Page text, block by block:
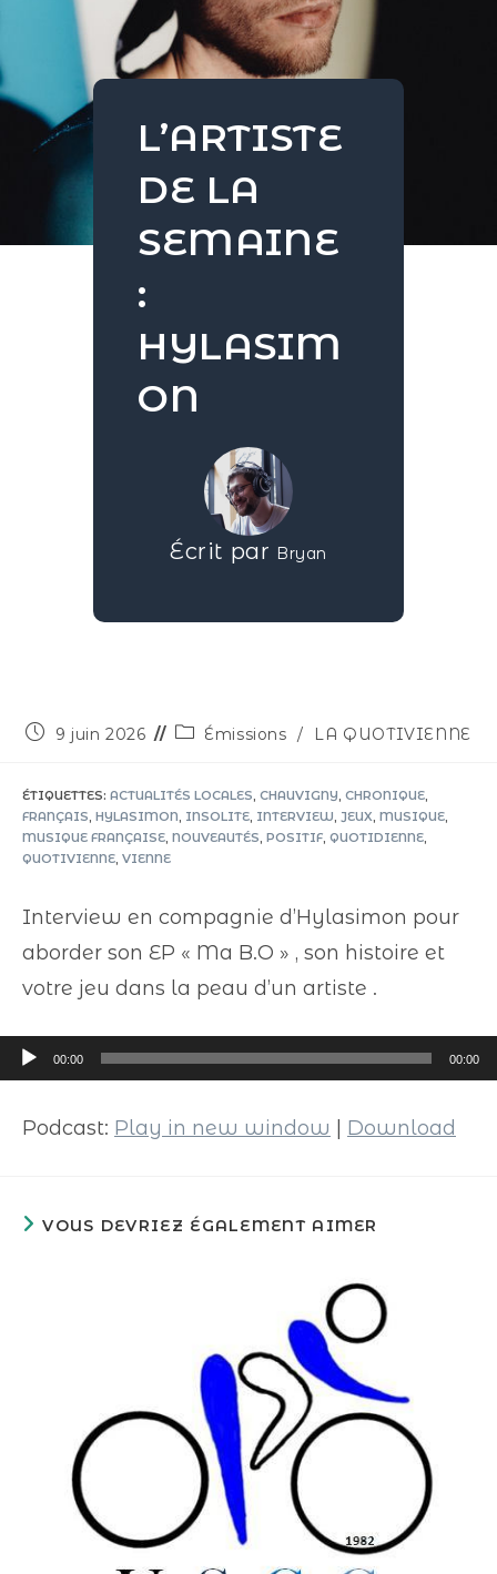
L’ARTISTE
DE LA
SEMAINE
:
HYLASIM
ON
Écrit par Bryan
9 juin 2026 Émissions / LA QUOTIVIENNE
ÉTIQUETTES: ACTUALITÉS LOCALES, CHAUVIGNY, CHRONIQUE,
FRANÇAIS, HYLASIMON, INSOLITE, INTERVIEW, JEUX, MUSIQUE,
MUSIQUE FRANÇAISE, NOUVEAUTÉS, POSITIF, QUOTIDIENNE,
QUOTIVIENNE, VIENNE
Interview en compagnie d’Hylasimon pour
aborder son EP « Ma B.O » , son histoire et
votre jeu dans la peau d’un artiste .
Lecteur
audio
00:00 00:00
Podcast: Play in new window Download
VOUS DEVRIEZ ÉGALEMENT AIMER